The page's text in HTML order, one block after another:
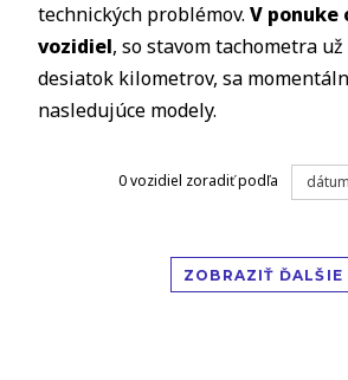
technických problémov. V ponuke
vozidiel, so stavom tachometra
desiatok kilometrov, sa
nasledujúce modely.
0 vozidiel zoradiť podľa
ZOBRAZIŤ ĎALŠIE